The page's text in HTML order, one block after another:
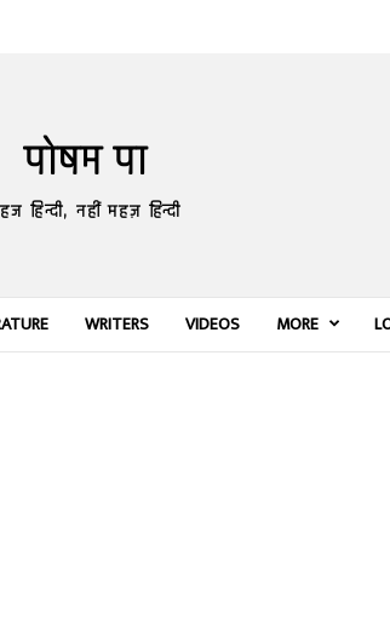
पोषम पा
हिन्दी, नहीं महज़ हिन्दी
WRITERS VIDEOS MORE